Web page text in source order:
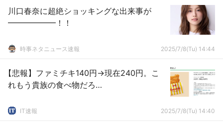
川口春奈に超絶ショッキングな出来事が
━━━━━━！！
時事ネタニュース速報 2025/7/8(Tu) 14:44
【悲報】ファミチキ140円→現在240円。こ
れもう貴族の食べ物だろ…
IT速報 2025/7/8(Tu) 14:40